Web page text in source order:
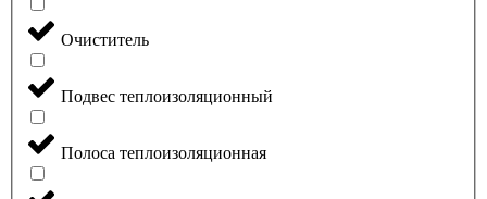
Очиститель
Подвес теплоизоляционный
Полоса теплоизоляционная